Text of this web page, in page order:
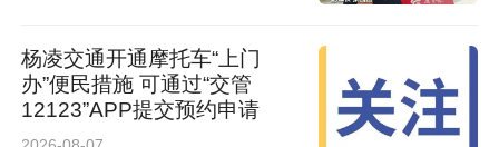
杨凌交通开通摩托车“上门
办”便民措施 可通过“交管
12123”APP提交预约申请